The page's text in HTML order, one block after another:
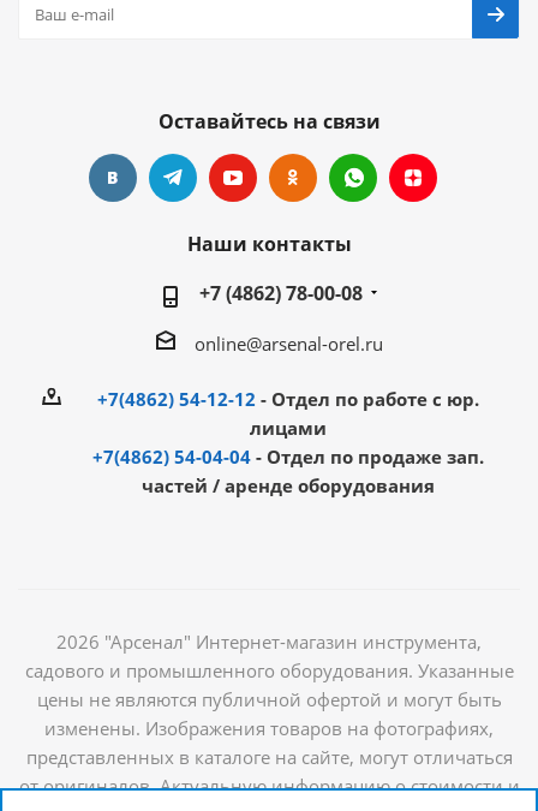
Оставайтесь на связи
Наши контакты
+7 (4862) 78-00-08
online@arsenal-orel.ru
+7(4862) 54-12-12 - Отдел по работе с юр.
лицами
+7(4862) 54-04-04 - Отдел по продаже зап.
частей / аренде оборудования
2026 "Арсенал" Интернет-магазин инструмента,
садового и промышленного оборудования. Указанные
цены не являются публичной офертой и могут быть
изменены. Изображения товаров на фотографиях,
представленных в каталоге на сайте, могут отличаться
от оригиналов. Актуальную информацию о стоимости и